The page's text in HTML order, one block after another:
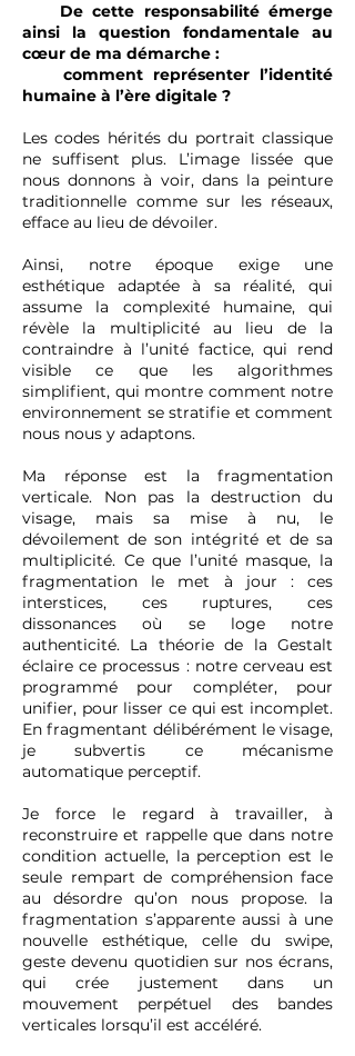
De cette responsabilité émerge
ainsi la question fondamentale au
cœur de ma démarche :
comment représenter l’identité
humaine à l’ère digitale ?
Les codes hérités du portrait classique
ne suffisent plus. L’image lissée que
nous donnons à voir, dans la peinture
traditionnelle comme sur les réseaux,
efface au lieu de dévoiler.
Ainsi, notre époque exige une
esthétique adaptée à sa réalité, qui
assume la complexité humaine, qui
révèle la multiplicité au lieu de la
contraindre à l’unité factice, qui rend
visible ce que les algorithmes
simplifient, qui montre comment notre
environnement se stratifie et comment
nous nous y adaptons.
Ma réponse est la fragmentation
verticale. Non pas la destruction du
visage, mais sa mise à nu, le
dévoilement de son intégrité et de sa
multiplicité. Ce que l’unité masque, la
fragmentation le met à jour : ces
interstices, ces ruptures, ces
dissonances où se loge notre
authenticité. La théorie de la Gestalt
éclaire ce processus : notre cerveau est
programmé pour compléter, pour
unifier, pour lisser ce qui est incomplet.
En fragmentant délibérément le visage,
je subvertis ce mécanisme
automatique perceptif.
Je force le regard à travailler, à
reconstruire et rappelle que dans notre
condition actuelle, la perception est le
seule rempart de compréhension face
au désordre qu’on nous propose. la
fragmentation s’apparente aussi à une
nouvelle esthétique, celle du swipe,
geste devenu quotidien sur nos écrans,
qui crée justement dans un
mouvement perpétuel des bandes
verticales lorsqu’il est accéléré.